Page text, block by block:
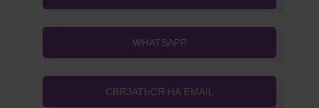
WHATSAPP
СВЯЗАТЬСЯ НА EMAIL